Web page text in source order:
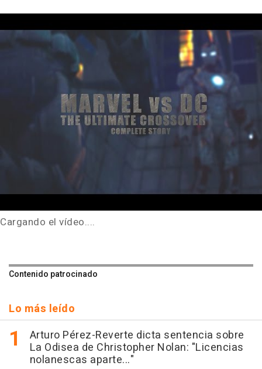
Cargando el vídeo....
Contenido patrocinado
Lo más leído
Arturo Pérez-Reverte dicta sentencia sobre
La Odisea de Christopher Nolan: "Licencias
nolanescas aparte..."